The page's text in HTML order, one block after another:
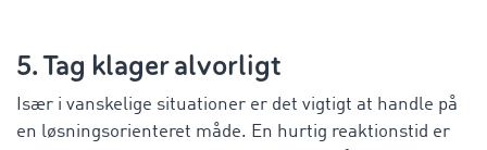
5. Tag klager alvorligt
Især i vanskelige situationer er det vigtigt at handle på
en løsningsorienteret måde. En hurtig reaktionstid er